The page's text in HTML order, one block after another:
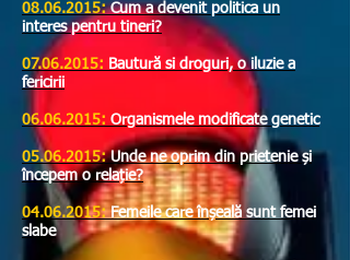
08.06.2015:Cum a devenit politica un
interes pentru tineri?
07.06.2015: Bautură si droguri, o iluzie a
fericirii
06.06.2015: Organismele modificate genetic
05.06.2015:Unde ne oprim din prietenie și
începem o relație?
04.06.2015:Femeile care înșeală sunt femei
slabe